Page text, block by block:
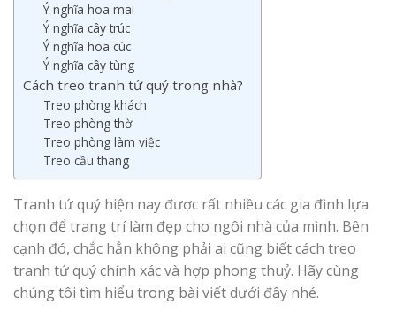
Ý nghĩa hoa mai
Ý nghĩa cây trúc
Ý nghĩa hoa cúc
Ý nghĩa cây tùng
Cách treo tranh tứ quý trong nhà?
Treo phòng khách
Treo phòng thờ
Treo phòng làm việc
Treo cầu thang
Tranh tứ quý hiện nay được rất nhiều các gia đình lựa
chọn để trang trí làm đẹp cho ngôi nhà của mình. Bên
cạnh đó, chắc hẳn không phải ai cũng biết cách treo
tranh tứ quý chính xác và hợp phong thuỷ. Hãy cùng
chúng tôi tìm hiểu trong bài viết dưới đây nhé.